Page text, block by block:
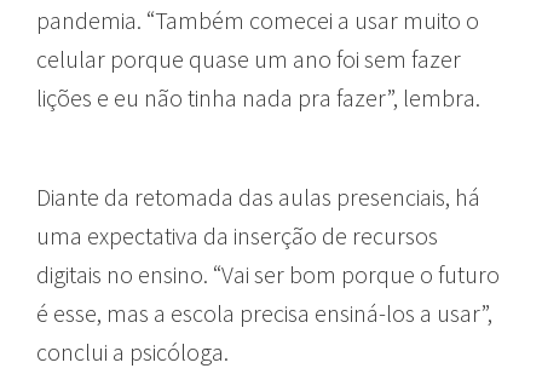
pandemia. “Também comecei a usar muito o
celular porque quase um ano foi sem fazer
lições e eu não tinha nada pra fazer”, lembra.
Diante da retomada das aulas presenciais, há
uma expectativa da inserção de recursos
digitais no ensino. “Vai ser bom porque o futuro
é esse, mas a escola precisa ensiná-los a usar”,
conclui a psicóloga.